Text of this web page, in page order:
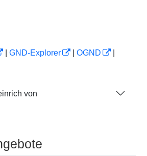
GND-Explorer OGND
von